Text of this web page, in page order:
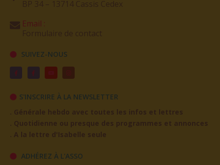
Email :
SUIVEZ-NOUS
S'INSCRIRE À LA NEWSLETTER
ADHÉREZ À L'ASSO